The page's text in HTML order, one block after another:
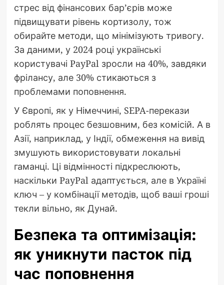
стрес від фінансових бар’єрів може
підвищувати рівень кортизолу, тож
обирайте методи, що мінімізують тривогу.
За даними, у 2024 році українські
користувачі PayPal зросли на 40%, завдяки
фрілансу, але 30% стикаються з
проблемами поповнення.
У Європі, як у Німеччині, SEPA-перекази
роблять процес безшовним, без комісій. А в
Азії, наприклад, у Індії, обмеження на вивід
змушують використовувати локальні
гаманці. Ці відмінності підкреслюють,
наскільки PayPal адаптується, але в Україні
ключ – у комбінації методів, щоб ваші гроші
текли вільно, як Дунай.
Безпека та оптимізація:
як уникнути пасток під
час поповнення